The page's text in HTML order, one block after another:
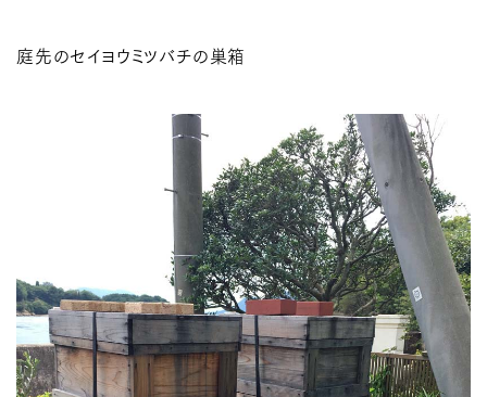
庭先のセイヨウミツバチの巣箱